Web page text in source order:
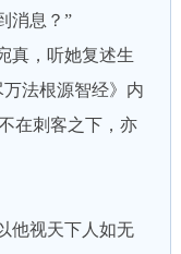
消息？”
，听她复述生
法根源智经》内
在刺客之下，亦
视天下人如无